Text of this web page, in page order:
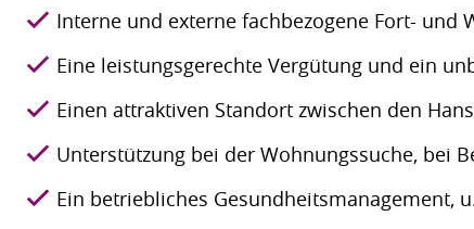
Interne und externe fachbezogene Fort- und
Eine leistungsgerechte Vergütung und ein
Einen attraktiven Standort zwischen den
Unterstützung bei der Wohnungssuche, bei
Ein betriebliches Gesundheitsmanagement,